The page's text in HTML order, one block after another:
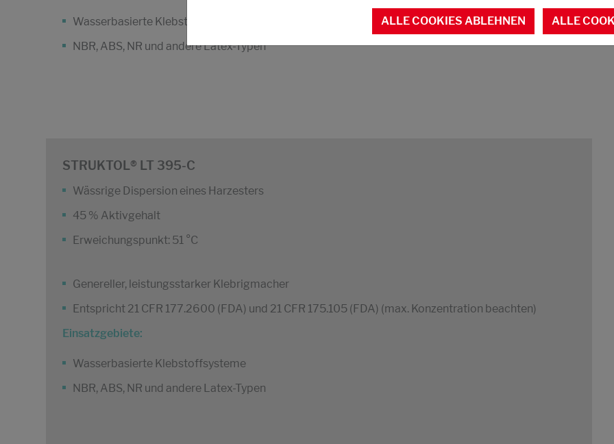
Wasserbasierte Klebstoffsysteme
NBR, ABS, NR und andere Latex-Typen
STRUKTOL® LT 395-C
Wässrige Dispersion eines Harzesters
45 % Aktivgehalt
Erweichungspunkt: 51 °C
Genereller, leistungsstarker Klebrigmacher
Entspricht 21 CFR 177.2600 (FDA) und 21 CFR 175.105 (FDA) (max. Konzentration beachten)
Einsatzgebiete:
Wasserbasierte Klebstoffsysteme
NBR, ABS, NR und andere Latex-Typen
ALLE COOKIES ABLEHNEN ALLE